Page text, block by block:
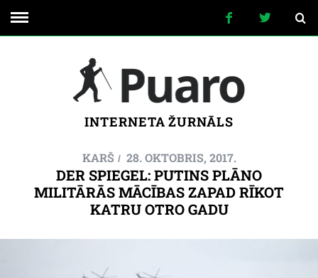
INTERNETA ŽURNĀLS
KARŠ 28. OKTOBRIS, 2017.
DER SPIEGEL: PUTINS PLĀNO
MILITĀRĀS MĀCĪBAS ZAPAD RĪKOT
KATRU OTRO GADU